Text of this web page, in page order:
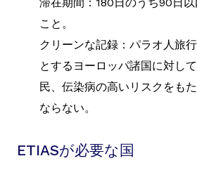
滞在期間：180日のうち90日
こと。
クリーンな記録：パラオ人旅
とするヨーロッパ諸国に対し
民、伝染病の高いリスクをも
ならない。
ETIASが必要な国